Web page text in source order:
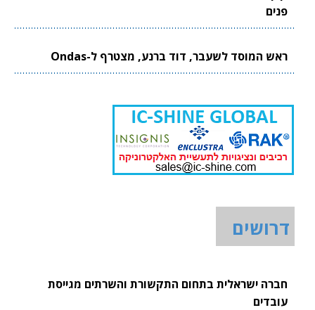
פנים
ראש המוסד לשעבר, דוד ברנע, מצטרף ל-Ondas
דרושים
חברה ישראלית בתחום התקשורת והשרתים מגייסת
עובדים